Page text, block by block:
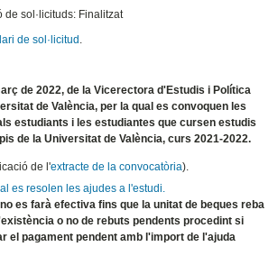
de sol·licituds: Finalitzat
de sol·licitud .
de 2022, de la Vicerectora d'Estudis i Política
de València, per la qual es convoquen les
estudiants i les estudiantes que cursen estudis
de la Universitat de València, curs 2021-2022.
de l'extracte de la convocatòria).
es resolen les ajudes a l'estudi.
es farà efectiva fins que la unitat de beques reba
o no de rebuts pendents procedint si
el pagament pendent amb l'import de l'ajuda